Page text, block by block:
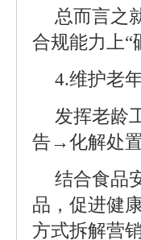
总而言之
合规能力上“
4.维护老
发挥老龄
告→化解处
结合食品
品，促进健
方式拆解营